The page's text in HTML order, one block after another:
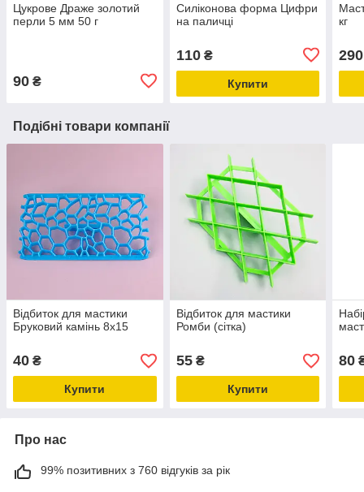
Цукрове Драже золотий
перли 5 мм 50 г
90 ₴
Силіконова форма Цифри
на паличці
110₴
Купити
кг
290
Подібні товари компанії
Відбиток для мастики
Бруковий камінь 8х15
40 ₴
Купити
Відбиток для мастики
Ромби (сітка)
55₴
Купити
80
Про нас
99% позитивних з 760 відгуків за рік